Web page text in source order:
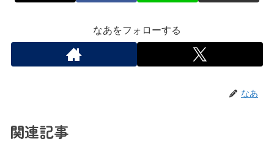
なあをフォローする
なあ
関連記事